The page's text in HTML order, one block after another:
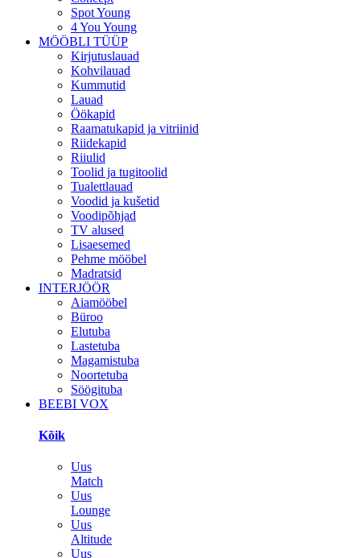
Spot Young
4 You Young
MÖÖBLI TÜÜP
Kirjutuslauad
Kohvilauad
Kummutid
Lauad
Öökapid
Raamatukapid ja vitriinid
Riidekapid
Riiulid
Toolid ja tugitoolid
Tualettlauad
Voodid ja kušetid
Voodipõhjad
TV alused
Lisaesemed
Pehme mööbel
Madratsid
INTERJÖÖR
Aiamööbel
Büroo
Elutuba
Lastetuba
Magamistuba
Noortetuba
Söögituba
BEEBI VOX
Kõik
Uus
Match
Uus
Lounge
Uus
Altitude
Uus